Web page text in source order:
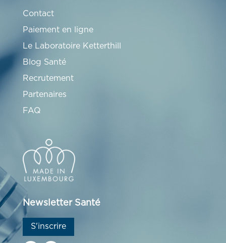
Contact
Paiement en ligne
Le Laboratoire Ketterthill
Blog Santé
Recrutement
Partenaires
FAQ
Newsletter Santé
S'inscrire